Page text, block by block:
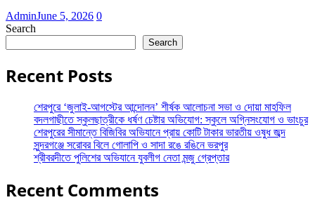
AdminJune 5, 2026 0
Search
Search
Recent Posts
শেরপুরে ‘জুলাই-আগস্টের আন্দোলন’ শীর্ষক আলোচনা সভা ও দোয়া মাহফিল
বদলগাছীতে স্কুলছাত্রীকে ধর্ষণ চেষ্টার অভিযোগ: স্কুলে অগ্নিসংযোগ ও ভাংচুর
শেরপুরের সীমান্তে বিজিবির অভিযানে প্রায় কোটি টাকার ভারতীয় ওষুধ জব্দ
সুন্দরগঞ্জে সরোবর বিলে গোলাপি ও সাদা রঙে রঙিনে ভরপুর
শ্রীবরদীতে পুলিশের অভিযানে যুবলীগ নেতা মন্জু গ্রেপ্তার
Recent Comments